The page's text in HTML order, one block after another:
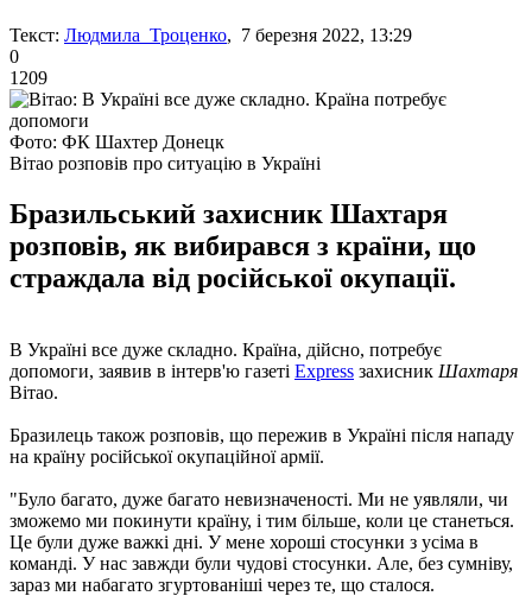
Текст: Людмила Троценко, 7 березня 2022, 13:29
0
1209
Фото: ФК Шахтер Донецк
Вітао розповів про ситуацію в Україні
Бразильський захисник Шахтаря
розповів, як вибирався з країни, що
страждала від російської окупації.
В Україні все дуже складно. Країна, дійсно, потребує
допомоги, заявив в інтерв'ю газеті Express захисник Шахтаря
Вітао.
Бразилець також розповів, що пережив в Україні після нападу
на країну російської окупаційної армії.
"Було багато, дуже багато невизначеності. Ми не уявляли, чи
зможемо ми покинути країну, і тим більше, коли це станеться.
Це були дуже важкі дні. У мене хороші стосунки з усіма в
команді. У нас завжди були чудові стосунки. Але, без сумніву,
зараз ми набагато згуртованіші через те, що сталося.